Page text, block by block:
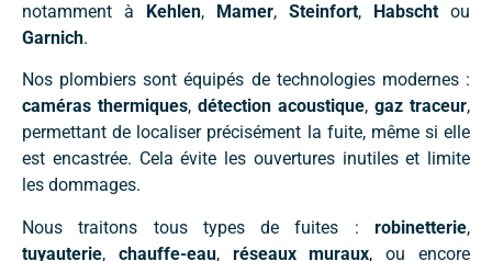
notamment à Kehlen, Mamer, Steinfort, Habscht ou
Garnich.
Nos plombiers sont équipés de technologies modernes :
caméras thermiques, détection acoustique, gaz traceur,
permettant de localiser précisément la fuite, même si elle
est encastrée. Cela évite les ouvertures inutiles et limite
les dommages.
Nous traitons tous types de fuites : robinetterie,
tuyauterie, chauffe-eau, réseaux muraux, ou encore